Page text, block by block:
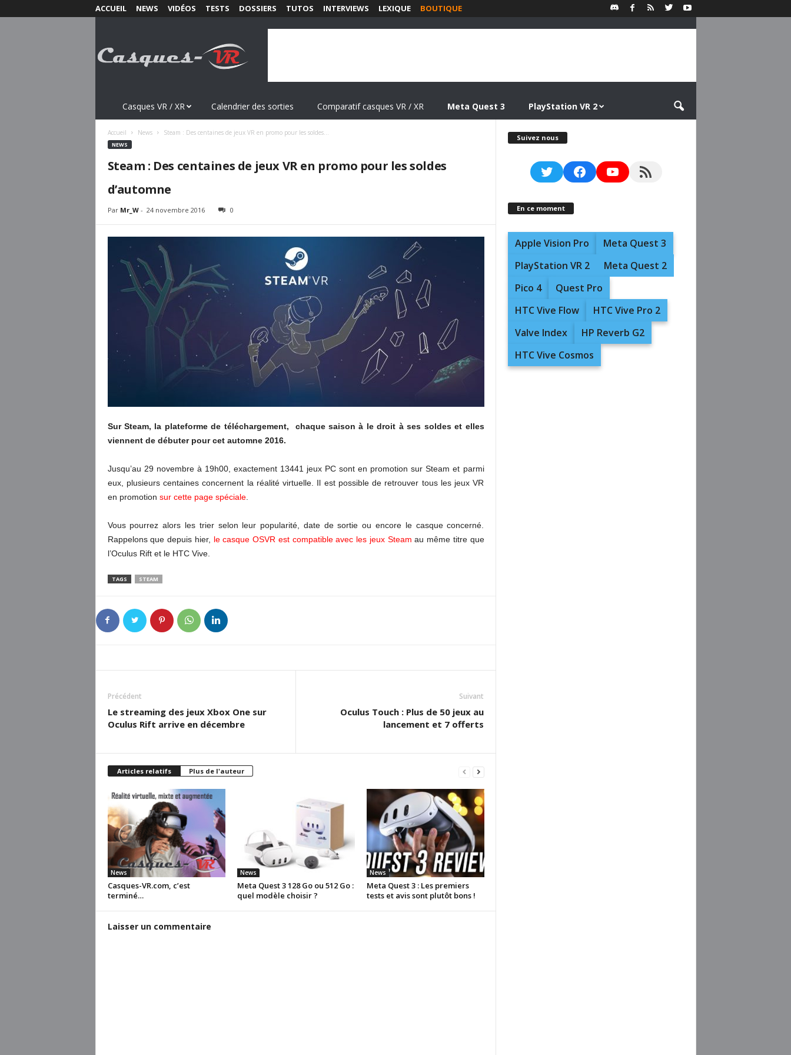
ACCUEIL NEWS VIDÉOS TESTS DOSSIERS TUTOS INTERVIEWS LEXIQUE BOUTIQUE
s
Casques VR / XR Calendrier des sorties Comparatif casques VR / XR Meta Quest 3 PlayStation VR 2
Accueil News Steam : Des centaines de jeux VR en promo pour les soldes...
NEWS
Steam : Des centaines de jeux VR en promo pour les soldes
d’automne
Par Mr_W- 24 novembre 2016 0
Sur Steam, la plateforme de téléchargement, chaque saison à le droit à ses soldes et elles
viennent de débuter pour cet automne 2016.
Jusqu’au 29 novembre à 19h00, exactement 13441 jeux PC sont en promotion sur Steam et parmi
eux, plusieurs centaines concernent la réalité virtuelle. Il est possible de retrouver tous les jeux VR
en promotion sur cette page spéciale.
Vous pourrez alors les trier selon leur popularité, date de sortie ou encore le casque concerné.
Rappelons que depuis hier, le casque OSVR est compatible avec les jeux Steam au même titre que
l’Oculus Rift et le HTC Vive.
TAGS STEAM
Précédent
Le streaming des jeux Xbox One sur
Oculus Rift arrive en décembre
Suivant
Oculus Touch : Plus de 50 jeux au
lancement et 7 offerts
Articles relatifs Plus de l'auteur
News
Casques-VR.com, c’est
terminé…
News
Meta Quest 3 128 Go ou 512 Go :
quel modèle choisir ?
News
Meta Quest 3 : Les premiers
tests et avis sont plutôt bons !
Laisser un commentaire
Suivez nous
TwitterFacebookYouTubeRSS Feed
En ce moment
Apple Vision Pro
Meta Quest 3
PlayStation VR 2
Meta Quest 2
Pico 4
Quest Pro
HTC Vive Flow
HTC Vive Pro 2
Valve Index
HP Reverb G2
HTC Vive Cosmos